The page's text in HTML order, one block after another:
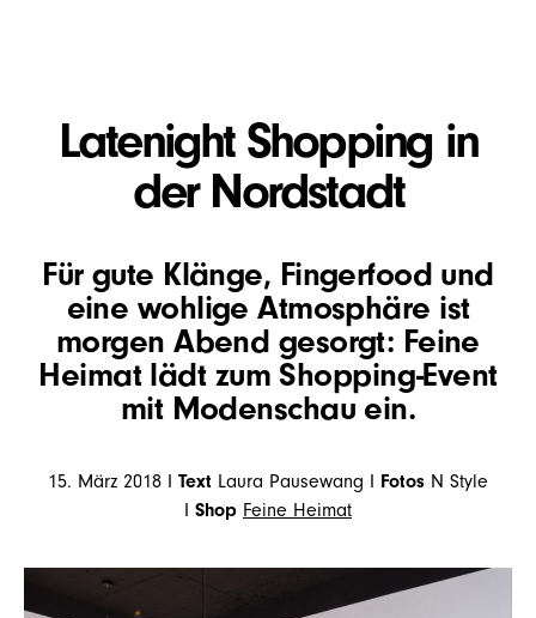
Latenight Shopping in
der Nordstadt
Für gute Klänge, Fingerfood und
eine wohlige Atmosphäre ist
morgen Abend gesorgt: Feine
Heimat lädt zum Shopping-Event
mit Modenschau ein.
15. März 2018 I Text Laura Pausewang I Fotos N Style
I Shop Feine Heimat